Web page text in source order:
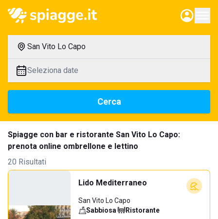
San Vito Lo Capo
Seleziona date
Cerca
Spiagge con bar e ristorante San Vito Lo Capo:
prenota online ombrellone e lettino
20 Risultati
Lido Mediterraneo
San Vito Lo Capo
Sabbiosa· Ristorante